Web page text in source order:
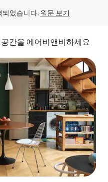
되었습니다. 원문 보기
간을 에어비앤비하세요